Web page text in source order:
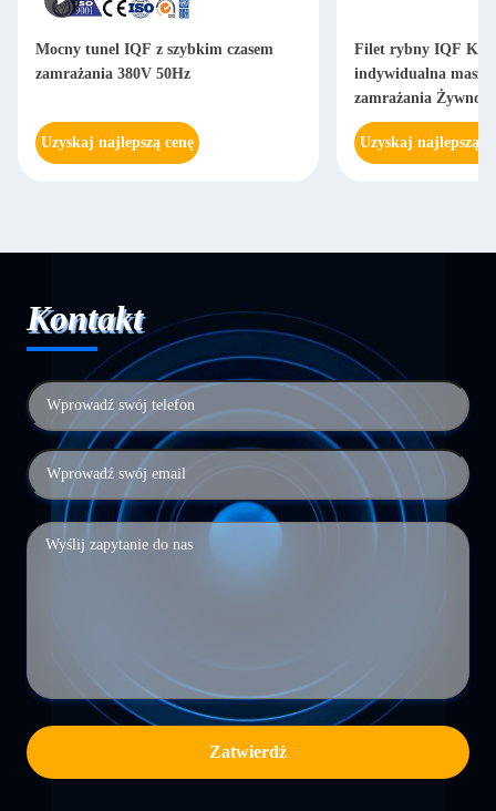
Mocny tunel IQF z szybkim czasem
zamrażania 380V 50Hz
Uzyskaj najlepszą cenę
Filet rybny IQF
indywidualna
zamrażania
tunelu
Uzyskaj najlepszą
Kontakt
Zatwierdź